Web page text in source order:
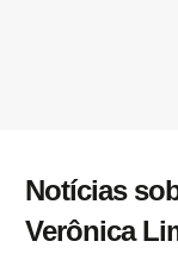
Notícias
Verônica